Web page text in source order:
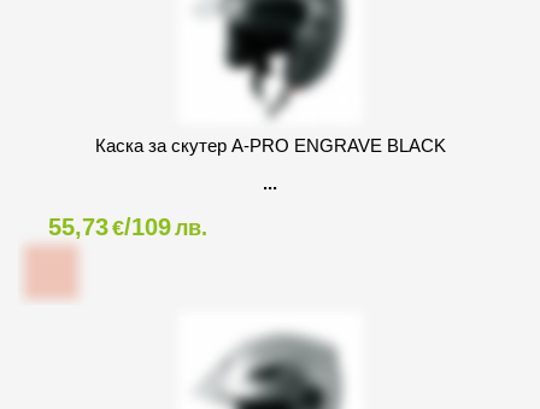
Каска за скутер A-PRO ENGRAVE BLACK
55,73€/109лв.